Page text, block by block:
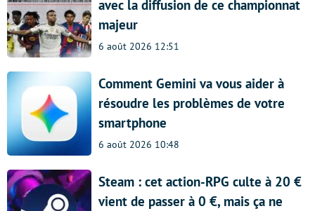
avec la diffusion de ce championnat
majeur
6 août 2026 12:51
Comment Gemini va vous aider à
résoudre les problèmes de votre
smartphone
6 août 2026 10:48
Steam : cet action-RPG culte à 20 €
vient de passer à 0 €, mais ça ne